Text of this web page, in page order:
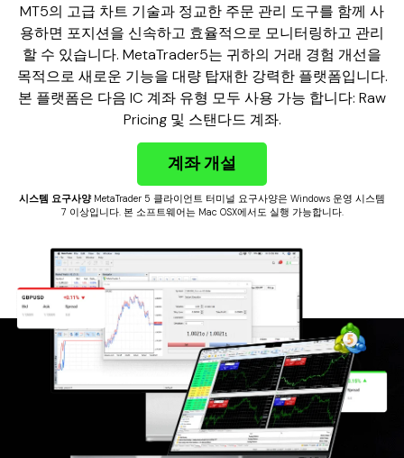
MT5의 고급 차트 기술과 정교한 주문 관리 도구를 함께 사
용하면 포지션을 신속하고 효율적으로 모니터링하고 관리
할 수 있습니다. MetaTrader5는 귀하의 거래 경험 개선을
목적으로 새로운 기능을 대량 탑재한 강력한 플랫폼입니다.
본 플랫폼은 다음 IC 계좌 유형 모두 사용 가능 합니다: Raw
Pricing 및 스탠다드 계좌.
계좌 개설
시스템 요구사양MetaTrader 5 클라이언트 터미널 요구사양은 Windows 운영 시스템
7 이상입니다. 본 소프트웨어는 Mac OSX에서도 실행 가능합니다.